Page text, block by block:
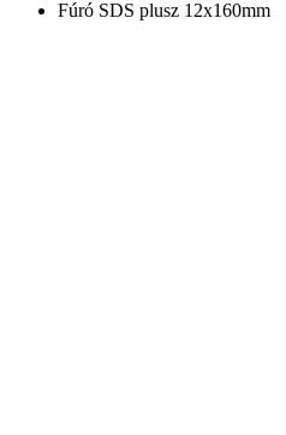
Fúró SDS plusz 12x160mm